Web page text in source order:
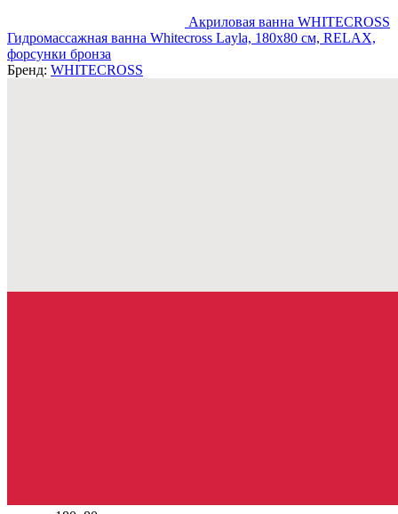
Акриловая ванна WHITECROSS
Гидромассажная ванна Whitecross Layla, 180x80 см, RELAX,
форсунки бронза
Бренд: WHITECROSS